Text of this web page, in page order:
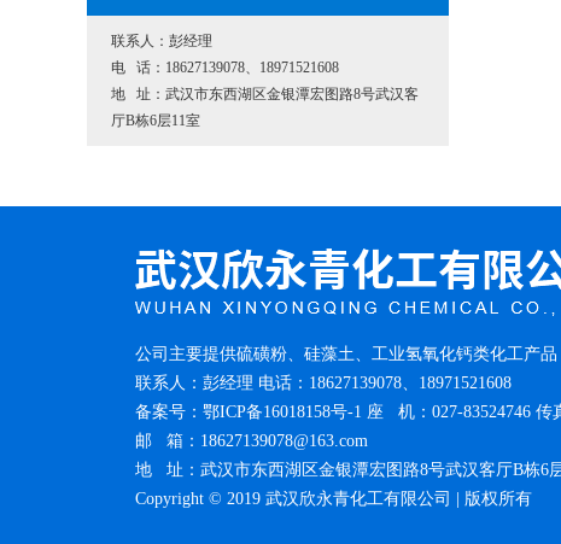
联系人：彭经理
电 话：18627139078、18971521608
地 址：武汉市东西湖区金银潭宏图路8号武汉客
厅B栋6层11室
公司主要提供硫磺粉、硅藻土、工业氢氧化钙类化工产品
联系人：彭经理 电话：18627139078、18971521608
备案号： 鄂ICP备16018158号-1 座 机：027-83524746 传
邮 箱：18627139078@163.com
地 址：武汉市东西湖区金银潭宏图路8号武汉客厅B栋6
Copyright © 2019 武汉欣永青化工有限公司 | 版权所有